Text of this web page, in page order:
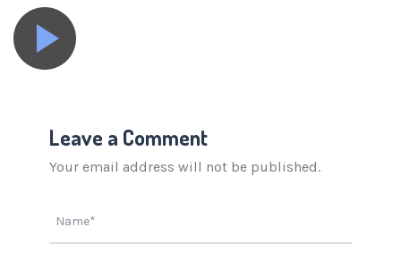
Leave a Comment
Your email address will not be published.